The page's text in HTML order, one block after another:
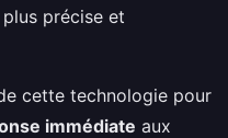
précise et
cette technologie pour
immédiate aux